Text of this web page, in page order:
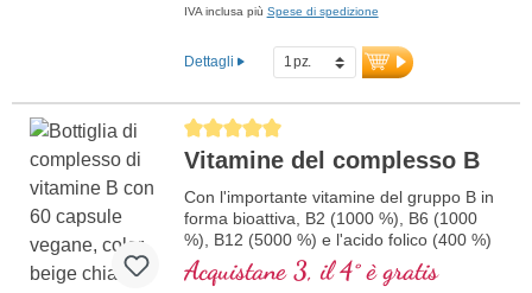
IVA inclusa più Spese di spedizione
Dettagli
Average rating of 5 out of 5 stars
Vitamine del complesso B
Con l'importante vitamine del gruppo B in
forma bioattiva, B2 (1000 %), B6 (1000
%), B12 (5000 %) e l'acido folico (400 %)
e tutti gli altri vitamine-B. Con
metilcobalamina e adenosil cobalamina.
Acquistane 3, il 4° è gratis